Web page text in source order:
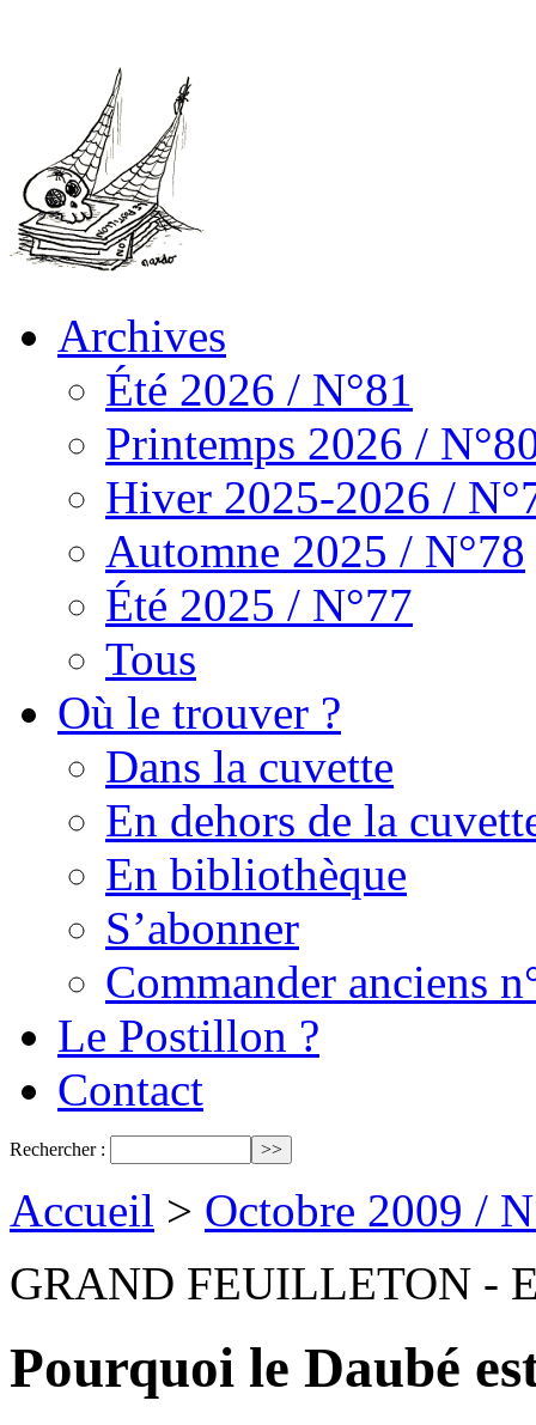
Archives
Été 2026 / N°81
Printemps 2026 /
Hiver 2025-2026 /
Automne 2025 / N°78
Été 2025 / N°77
Tous
Où le trouver ?
Dans la cuvette
En dehors de la
En bibliothèque
S’abonner
Commander anciens
Le Postillon ?
Contact
Rechercher :
Accueil > Octobre 2009 /
GRAND FEUILLETON -
Pourquoi le Daubé